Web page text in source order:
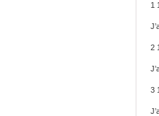
1
2
3